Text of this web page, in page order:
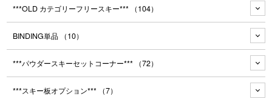
***OLD カテゴリーフリースキー*** （104）
BINDING単品 （10）
***パウダースキーセットコーナー*** （72）
***スキー板オプション*** （7）